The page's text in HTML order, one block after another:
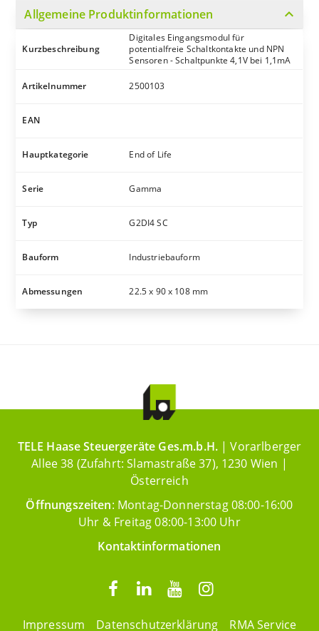
Allgemeine Produktinformationen expand_more
Kurzbeschreibung
Digitales Eingangsmodul für
potentialfreie Schaltkontakte und NPN
Sensoren - Schaltpunkte 4,1V bei 1,1mA
Artikelnummer 2500103
EAN
Hauptkategorie End of Life
Serie Gamma
Typ G2DI4 SC
Bauform Industriebauform
Abmessungen 22.5 x 90 x 108 mm
TELE Haase Steuergeräte Ges.m.b.H. | Vorarlberger
Allee 38 (Zufahrt: Slamastraße 37), 1230 Wien |
Österreich
Öffnungszeiten: Montag-Donnerstag 08:00-16:00
Uhr & Freitag 08:00-13:00 Uhr
Kontaktinformationen
Impressum Datenschutzerklärung RMA Service